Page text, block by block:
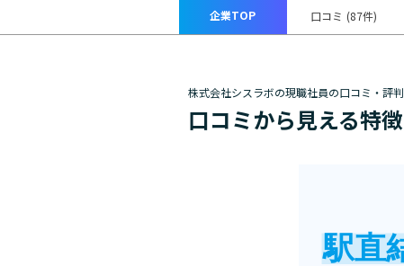
企業TOP 口コミ (87件)
株式会社シスラボの現職社員の口コミ・評判
口コミから見える特徴
駅直